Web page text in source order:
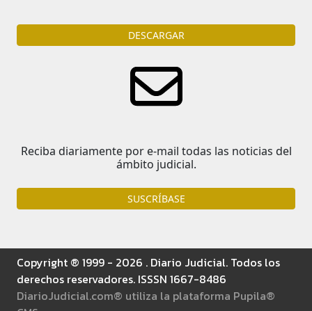
DESCARGAR
Reciba diariamente por e-mail todas las noticias del
ámbito judicial.
SUSCRÍBASE
Copyright ® 1999 - 2026 . Diario Judicial. Todos los
derechos reservadores. ISSSN 1667-8486
DiarioJudicial.com® utiliza la plataforma Pupila®